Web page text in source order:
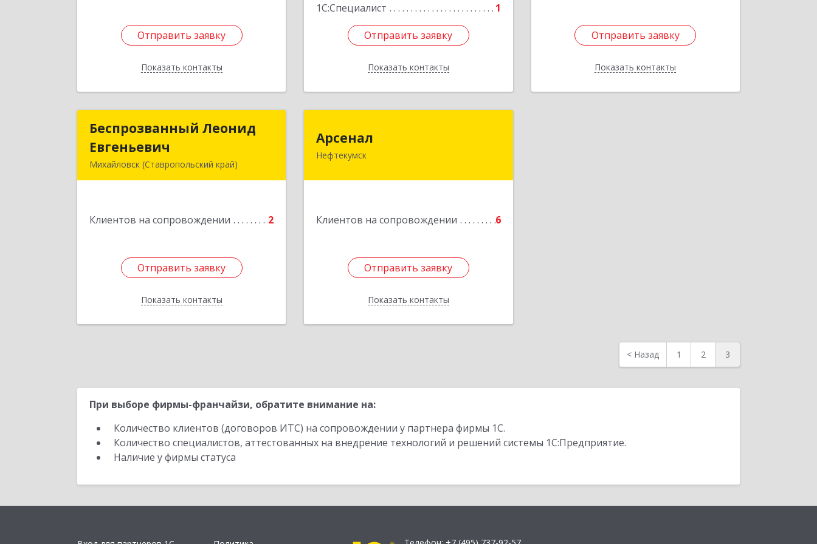
Отправить заявку
Показать контакты
Отправить заявку
Назад
1С:Специалист
1
Отправить заявку
Показать контакты
Отправить заявку
Назад
Отправить заявку
Показать контакты
Отправить заявку
Назад
Беспрозванный Леонид
Евгеньевич
Михайловск (Ставропольский край)
Клиентов на сопровождении 2
Отправить заявку
Показать контакты
Беспрозванный Леонид
Отправить заявку
Назад
Арсенал
Нефтекумск
Клиентов на сопровождении 6
Отправить заявку
Показать контакты
Ставропольский край, Нефтекумск г,
Отправить заявку
Назад
< Назад 1 2 3
При выборе фирмы-франчайзи, обратите внимание на:
Количество клиентов (договоров ИТС) на сопровождении у партнера фирмы 1С.
Количество специалистов, аттестованных на внедрение технологий и решений системы 1С:Предприятие.
Наличие у фирмы статуса